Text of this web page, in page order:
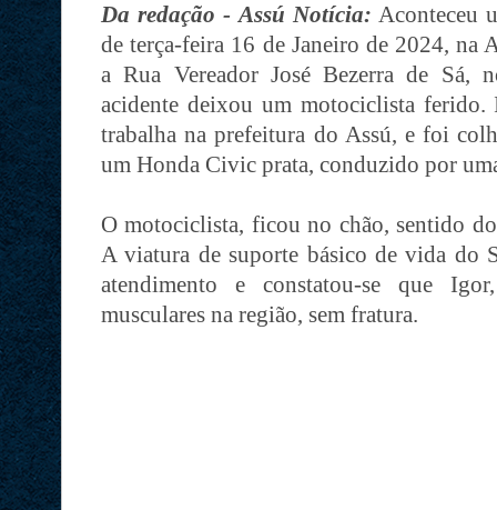
Da redação - Assú Notícia: Aconteceu
de terça-feira 16 de Janeiro de 2024, na
a Rua Vereador José Bezerra de Sá,
acidente deixou um motociclista
trabalha na prefeitura do Assú, e foi
um Honda Civic prata, conduzido por
O motociclista, ficou no chão, sentido
A viatura de suporte básico de vida do
atendimento e constatou-se que
musculares na região, sem fratura.